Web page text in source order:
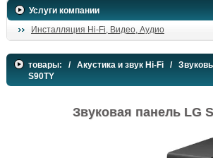
Услуги компании
Инсталляция Hi-Fi, Видео, Аудио
товары: / Акустика и звук Hi-Fi /
S90TY
Звуковая панель LG